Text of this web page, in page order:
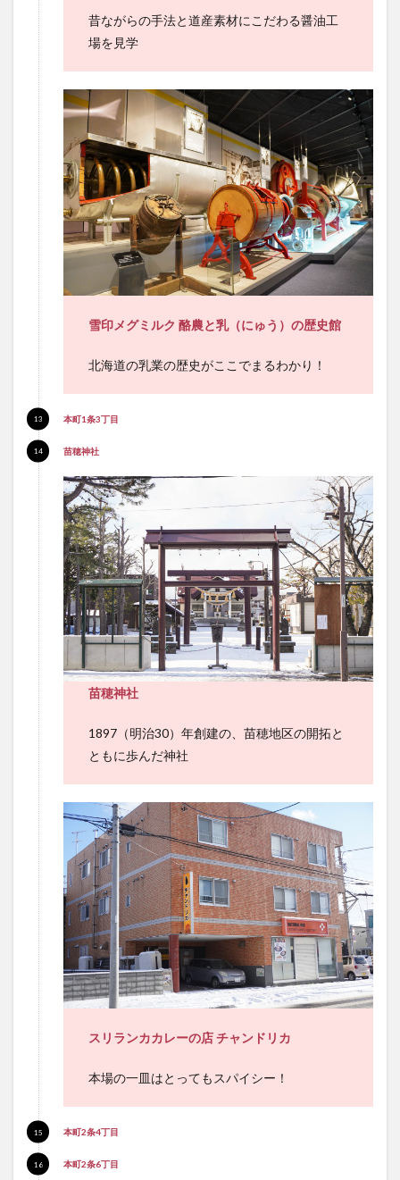
昔ながらの手法と道産素材にこだわる醤油工
場を見学
雪印メグミルク 酪農と乳（にゅう）の歴史館
北海道の乳業の歴史がここでまるわかり！
本町1条3丁目
苗穂神社
苗穂神社
1897（明治30）年創建の、苗穂地区の開拓と
ともに歩んだ神社
スリランカカレーの店 チャンドリカ
本場の一皿はとってもスパイシー！
本町2条4丁目
本町2条6丁目